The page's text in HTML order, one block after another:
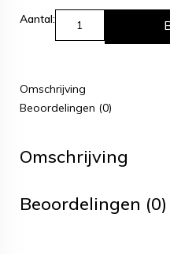
Aantal:
Omschrijving
Beoordelingen (0)
Omschrijving
Beoordelingen (0)